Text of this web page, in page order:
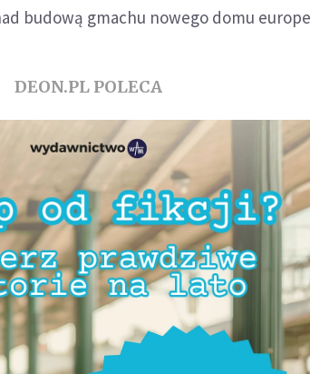
budową gmachu nowego domu
DEON.PL POLECA